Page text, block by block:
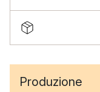
Produzione